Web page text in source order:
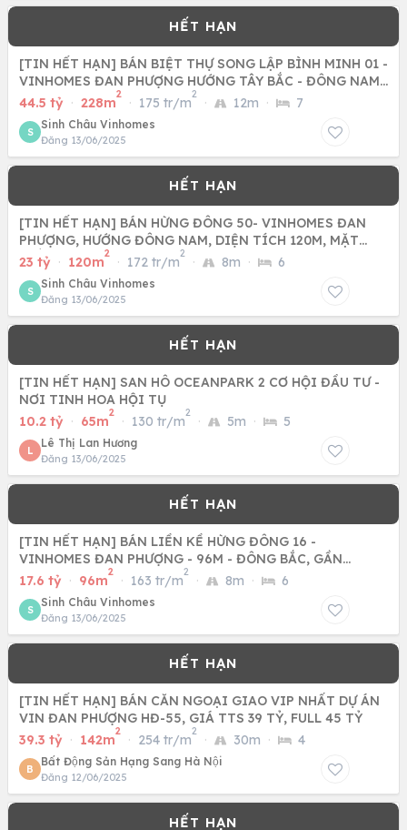
[TIN HẾT HẠN] BÁN BIỆT THỰ SONG LẬP BÌNH MINH 01 -
VINHOMES ĐAN PHƯỢNG HƯỚNG TÂY BẮC - ĐÔNG NAM,
DIỆN TÍCH 228M,
44.5 tỷ · 228m
2
· 175 tr/m
2
· 12m · 7
S
Sinh Châu Vinhomes
Đăng 13/06/2025
[TIN HẾT HẠN] BÁN HỪNG ĐÔNG 50- VINHOMES ĐAN
PHƯỢNG, HƯỚNG ĐÔNG NAM, DIỆN TÍCH 120M, MẶT
TIỀN 8M, ĐƯỜNG TRƯỚC NHÀ
23 tỷ · 120m
2
· 172 tr/m
2
· 8m · 6
S
Sinh Châu Vinhomes
Đăng 13/06/2025
[TIN HẾT HẠN] SAN HÔ OCEANPARK 2 CƠ HỘI ĐẦU TƯ -
NƠI TINH HOA HỘI TỤ
10.2 tỷ · 65m
2
· 130 tr/m
2
· 5m · 5
L
Lê Thị Lan Hương
Đăng 13/06/2025
[TIN HẾT HẠN] BÁN LIỀN KỀ HỪNG ĐÔNG 16 -
VINHOMES ĐAN PHƯỢNG - 96M - ĐÔNG BẮC, GẦN
VINCOM GIÁ CHỈ 17,6 TỶ.
17.6 tỷ · 96m
2
· 163 tr/m
2
· 8m · 6
S
Sinh Châu Vinhomes
Đăng 13/06/2025
[TIN HẾT HẠN] BÁN CĂN NGOẠI GIAO VIP NHẤT DỰ ÁN
VIN ĐAN PHƯỢNG HĐ-55, GIÁ TTS 39 TỶ, FULL 45 TỶ
39.3 tỷ · 142m
2
· 254 tr/m
2
· 30m · 4
B
Bất Động Sản Hạng Sang Hà Nội
Đăng 12/06/2025